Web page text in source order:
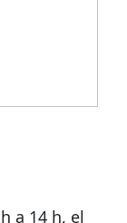
a 14 h, el